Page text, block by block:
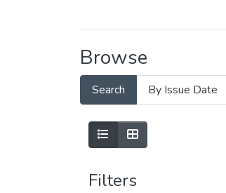
Browse
Search By Issue Date
Filters